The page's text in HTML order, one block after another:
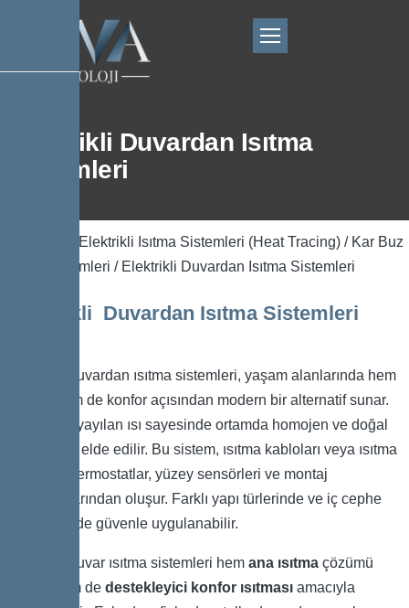
Elektrikli Duvardan Isıtma
Sistemleri
Elektrikli Isıtma Sistemleri (Heat Tracing) / Kar Buz
Eritme Sistemleri / Elektrikli Duvardan Isıtma Sistemleri
Elektrikli Duvardan Isıtma Sistemleri
Elektrikli duvardan ısıtma sistemleri, yaşam alanlarında hem
estetik hem de konfor açısından modern bir alternatif sunar.
Duvardan yayılan ısı sayesinde ortamda homojen ve doğal
bir sıcaklık elde edilir. Bu sistem, ısıtma kabloları veya ısıtma
panelleri, termostatlar, yüzey sensörleri ve montaj
aksesuarlarından oluşur. Farklı yapı türlerinde ve iç cephe
yüzeylerinde güvenle uygulanabilir.
Elektrikli duvar ısıtma sistemleri hem ana ısıtma çözümü
olarak hem de destekleyici konfor ısıtması amacıyla